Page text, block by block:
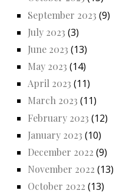
September 2023 (9)
July 2023 (3)
June 2023 (13)
May 2023 (14)
April 2023 (11)
March 2023 (11)
February 2023 (12)
January 2023 (10)
December 2022 (9)
November 2022 (13)
October 2022 (13)